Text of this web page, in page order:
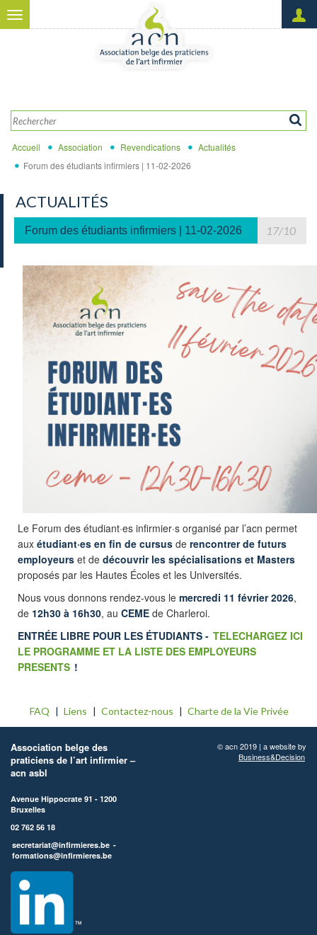
Aller au contenu principal
de passe
Toggle
navigation
Accueil Association Revendications
Actualités
Forum des étudiants infirmiers | 11-02-2026
ACTUALITÉS
Forum des étudiants infirmiers | 11-02-2026 17/10
Le Forum des étudiant·es infirmier·s organisé par l’acn permet
aux étudiant·es en fin de cursus de rencontrer de futurs
employeurs et de découvrir les spécialisations et Masters
proposés par les Hautes Écoles et les Universités.
Nous vous donnons rendez-vous le mercredi 11 février 2026,
de 12h30 à 16h30, au CEME de Charleroi.
ENTRÉE LIBRE POUR LES ÉTUDIANTS - TELECHARGEZ ICI
LE PROGRAMME ET LA LISTE DES EMPLOYEURS
PRESENTS !
FAQ Liens Contactez-nous Charte de la Vie Privée
Association belge des
praticiens de l’art infirmier –
acn asbl
Avenue Hippocrate 91 - 1200
Bruxelles
02 762 56 18
secretariat@infirmieres.be -
formations@infirmieres.be
© acn 2019 | a website by
Business&Decision